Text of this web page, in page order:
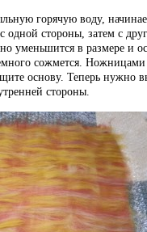
горячую воду,
одной стороны, затем с
уменьшится в размере и
сожмется. Ножницами
основу. Теперь нужно
стороны.